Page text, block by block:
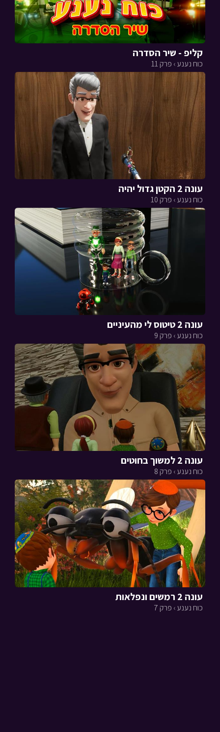
קליפ - שיר הסדרה
כוח נענע › פרק 11
עונה 2 הקטן גדול יהיה
כוח נענע › פרק 10
עונה 2 טיטוס לי מהעיניים
כוח נענע › פרק 9
עונה 2 למשוך בחוטים
כוח נענע › פרק 8
עונה 2 רמשים ונפלאות
כוח נענע › פרק 7